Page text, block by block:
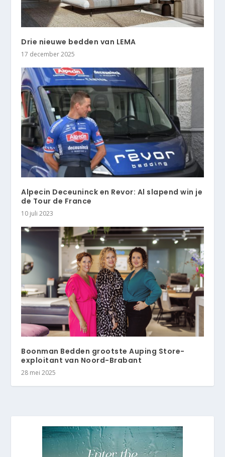
Drie nieuwe bedden van LEMA
17 december 2025
Alpecin Deceuninck en Revor: Al slapend win je
de Tour de France
10 juli 2023
Boonman Bedden grootste Auping Store-
exploitant van Noord-Brabant
28 mei 2025